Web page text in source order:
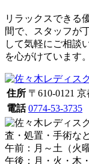
リラックスできる
間で、スタッフが
して気軽にご相談
を心がけています。
住所 〒610-0121
電話 0774-53-3735
査・処置・手術な
午前：月～土（火
午後：月・火・木